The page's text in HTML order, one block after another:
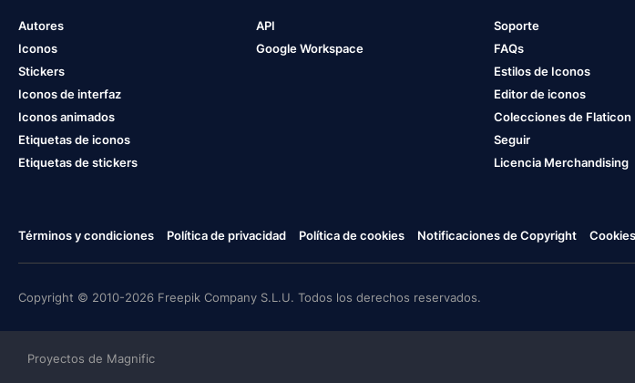
Autores
Iconos
Stickers
Iconos de interfaz
Iconos animados
Etiquetas de iconos
Etiquetas de stickers
API
Google Workspace
Soporte
FAQs
Estilos de Iconos
Editor de iconos
Colecciones de Flaticon
Seguir
Licencia Merchandising
Términos y condiciones Política de privacidad Política de cookies Notificaciones de Copyright
Copyright © 2010-2026 Freepik Company S.L.U. Todos los derechos reservados.
Proyectos de Magnific